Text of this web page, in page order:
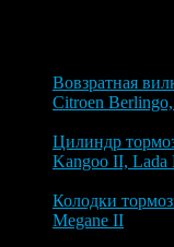
Вовзратная
Citroen
Цилиндр
Kangoo II, Lada
Колодки
Megane II